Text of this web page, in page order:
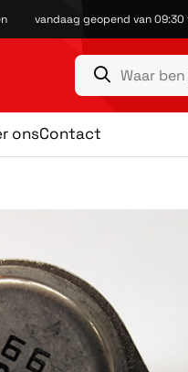
vandaag geopend van
onsContact